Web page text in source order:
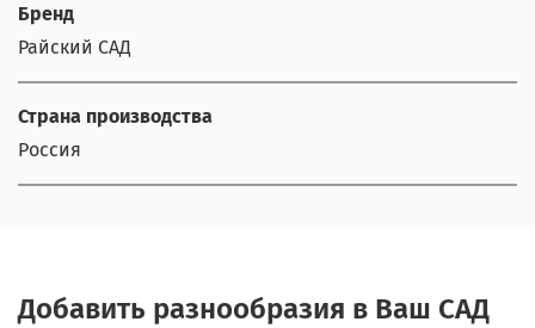
Бренд
Райский САД
Страна производства
Россия
Добавить разнообразия в Ваш САД